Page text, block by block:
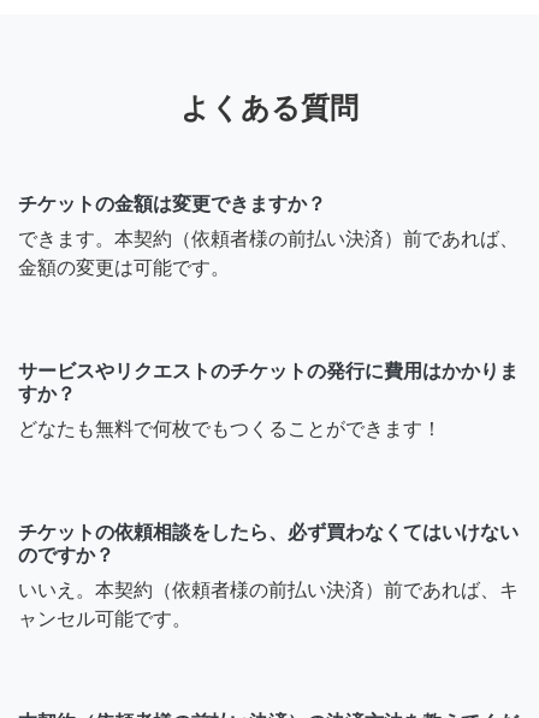
よくある質問
チケットの金額は変更できますか？
できます。本契約（依頼者様の前払い決済）前であれば、
金額の変更は可能です。
サービスやリクエストのチケットの発行に費用はかかりま
すか？
どなたも無料で何枚でもつくることができます！
チケットの依頼相談をしたら、必ず買わなくてはいけない
のですか？
いいえ。本契約（依頼者様の前払い決済）前であれば、キ
ャンセル可能です。